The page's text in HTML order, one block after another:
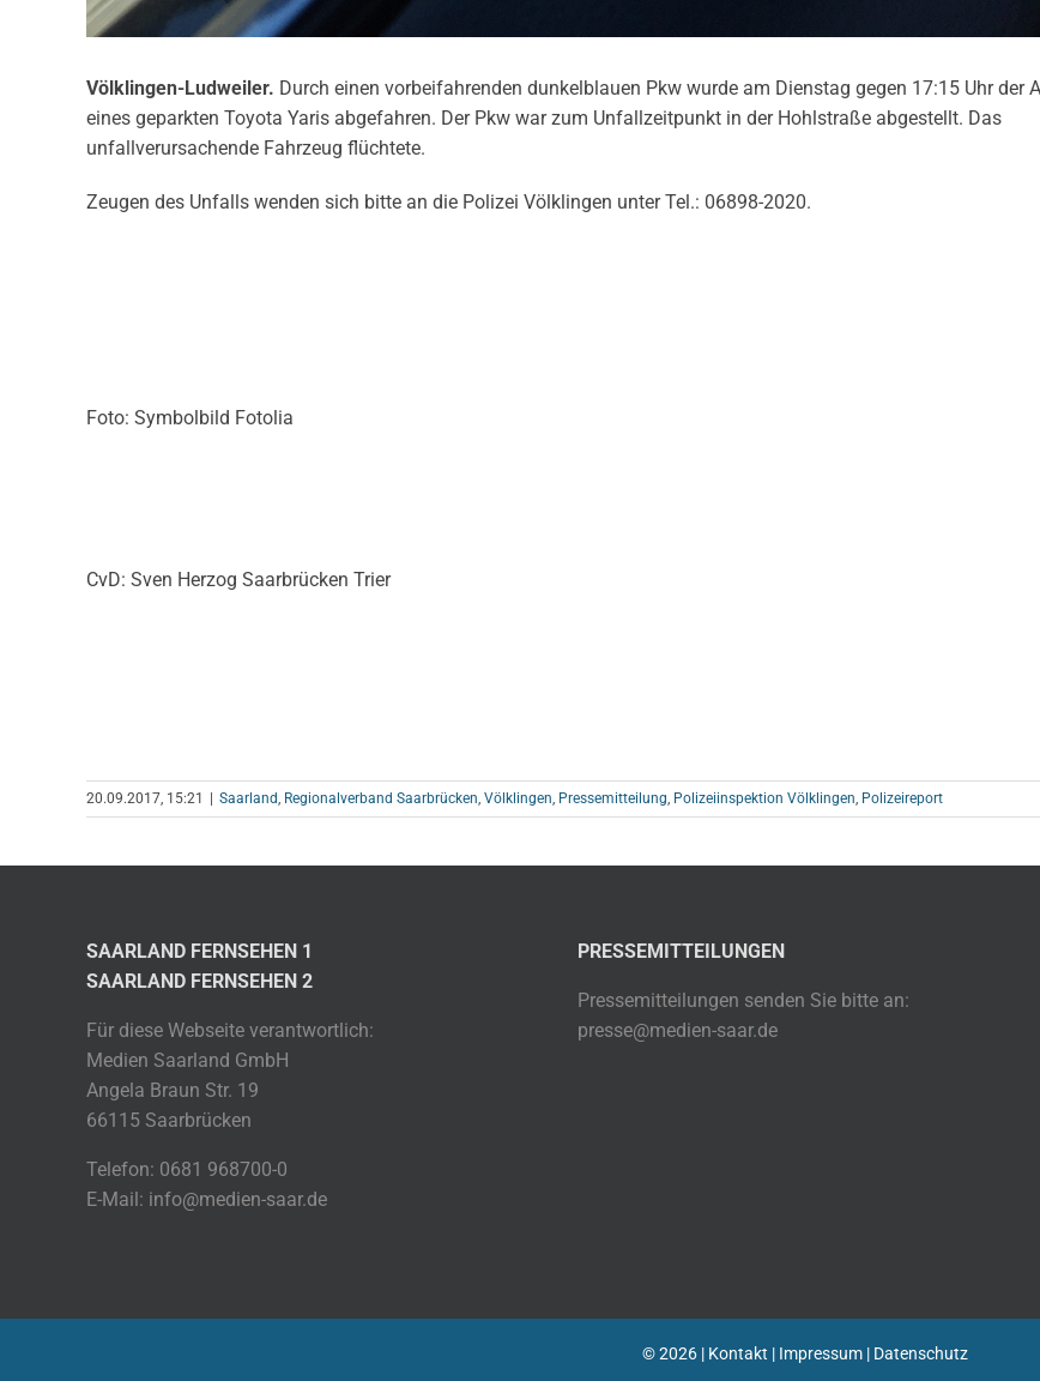
Völklingen-Ludweiler. Durch einen vorbeifahrenden dunkelblauen Pkw wurde am Dienstag gegen 17:15 Uhr der
eines geparkten Toyota Yaris abgefahren. Der Pkw war zum Unfallzeitpunkt in der Hohlstraße abgestellt. Das
unfallverursachende Fahrzeug flüchtete.
Zeugen des Unfalls wenden sich bitte an die Polizei Völklingen unter Tel.: 06898-2020.
Foto: Symbolbild Fotolia
CvD: Sven Herzog Saarbrücken Trier
20.09.2017, 15:21 Saarland, Regionalverband Saarbrücken, Völklingen, Pressemitteilung, Polizeiinspektion Völklingen, Polizeireport
SAARLAND FERNSEHEN 1
SAARLAND FERNSEHEN 2
Für diese Webseite verantwortlich:
Medien Saarland GmbH
Angela Braun Str. 19
66115 Saarbrücken
Telefon: 0681 968700-0
E-Mail: info@medien-saar.de
PRESSEMITTEILUNGEN
Pressemitteilungen senden Sie bitte an:
presse@medien-saar.de
©2026 | Kontakt | Impressum | Datenschutz